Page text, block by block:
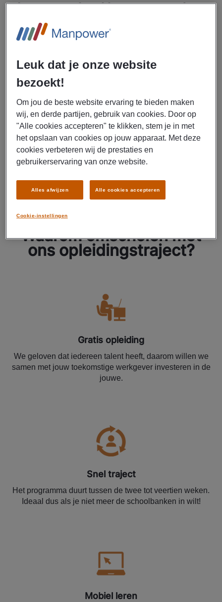
In twee weken klaargestoomd tot
jouw hobby je baan maken? Dan is dit jouw kans! Samen met
onze opleider (TEO Teaching Eachother) hebben we een kort
opleidingstraject ontwikkeld waarbij je in twee tot veertien weken
wordt omgeschoold tot operator of monteur. Hoelang dat precies
voor jou duurt is afhankelijk van de kennis die je al in huis hebt
(vaak meer dan je denkt!) en de behoeften van jouw toekomstige
werkgever.
Waarom omscholen met
ons opleidingstraject?
Gratis opleiding
We geloven dat iedereen talent heeft, daarom willen we
samen met jouw toekomstige werkgever investeren in de
jouwe.
Snel traject
Het programma duurt tussen de twee tot veertien weken.
Ideaal dus als je niet meer de schoolbanken in wilt!
Mobiel leren
Leuk dat je onze website
bezoekt!
Om jou de beste website ervaring te bieden maken
wij, en derde partijen, gebruik van cookies. Door op
"Alle cookies accepteren" te klikken, stem je in met
het opslaan van cookies op jouw apparaat. Met deze
cookies verbeteren wij de prestaties en
gebruikerservaring van onze website.
Cookie-instellingen
Alles afwijzen Alle cookies accepteren